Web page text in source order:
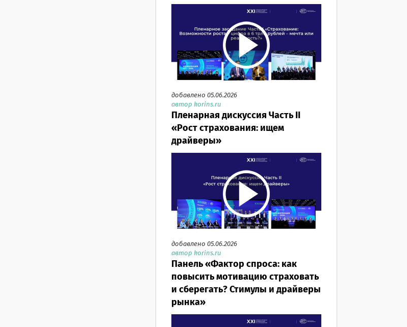
добавлено 05.06.2026
автор korins.ru
Пленарная дискуссия Часть II
«Рост страхования: ищем
драйверы»
добавлено 05.06.2026
автор korins.ru
Панель «Фактор спроса: как
повысить мотивацию страховать
и сберегать? Стимулы и драйверы
рынка»